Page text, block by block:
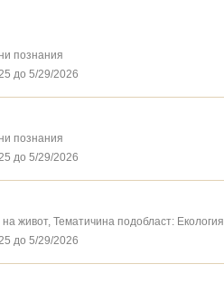
познания
до 5/29/2026
познания
до 5/29/2026
живот, Тематичина подобласт: Екология
до 5/29/2026